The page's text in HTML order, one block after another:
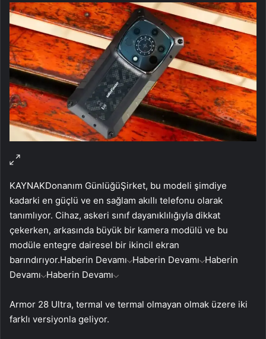
KAYNAKDonanım GünlüğüŞirket, bu modeli şimdiye
kadarki en güçlü ve en sağlam akıllı telefonu olarak
tanımlıyor. Cihaz, askeri sınıf dayanıklılığıyla dikkat
çekerken, arkasında büyük bir kamera modülü ve bu
modüle entegre dairesel bir ikincil ekran
barındırıyor.Haberin Devamı Haberin Devamı Haberin
Devamı Haberin Devamı
Armor 28 Ultra, termal ve termal olmayan olmak üzere iki
farklı versiyonla geliyor.